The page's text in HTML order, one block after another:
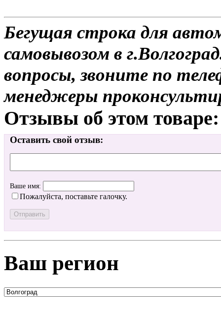
Бегущая строка для
самовывозом в
вопросы, звоните по
менеджеры
Отзывы об этом товаре:
Оставить свой отзыв:
Ваше имя:
Пожалуйста, поставьте галочку.
Ваш регион